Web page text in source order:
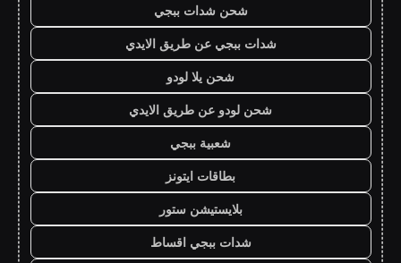
شحن شدات ببجي
شدات ببجي عن طريق الايدي
شحن يلا لودو
شحن لودو عن طريق الايدي
شعبية ببجي
بطاقات ايتونز
بلايستيشن ستور
شدات ببجي اقساط